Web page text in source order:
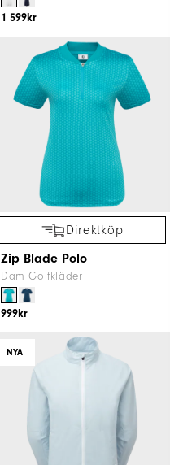
1 599kr
Direktköp
Zip Blade Polo
Dam Golfkläder
999kr
NYA